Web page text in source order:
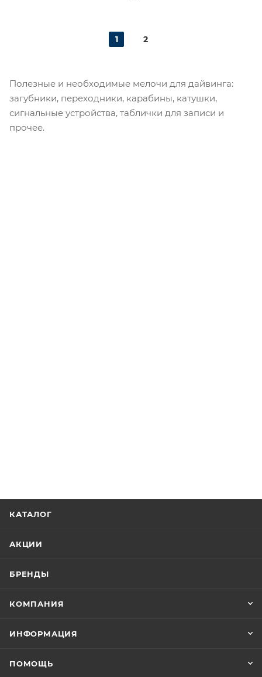
1 2
Полезные и необходимые мелочи для дайвинга:
загубники, переходники, карабины, катушки,
сигнальные устройства, таблички для записи и
прочее.
КАТАЛОГ
АКЦИИ
БРЕНДЫ
КОМПАНИЯ
ИНФОРМАЦИЯ
ПОМОЩЬ